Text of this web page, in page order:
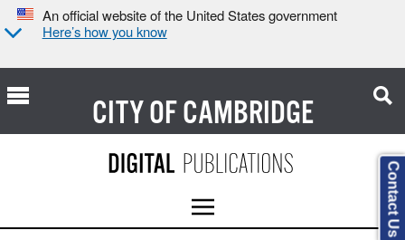
An official website of the United States government
Here’s how you know
CITY OFCAMBRIDGE
Contact Us